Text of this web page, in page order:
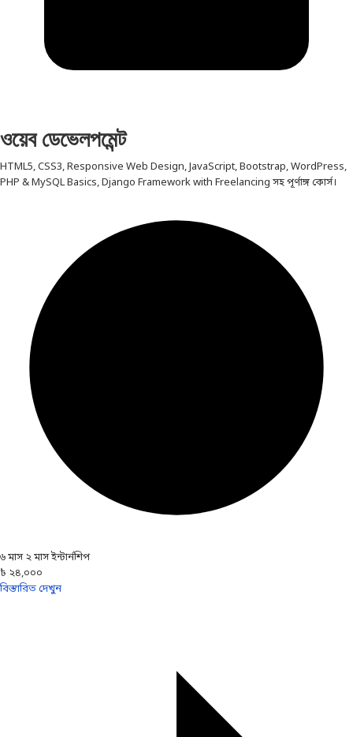
ওয়েব ডেভেলপমেন্ট
HTML5, CSS3, Responsive Web Design, JavaScript, Bootstrap, WordPress,
PHP & MySQL Basics, Django Framework with Freelancing সহ পূর্ণাঙ্গ কোর্স।
৬ মাস ২ মাস ইন্টার্নশিপ
৳ ২৪,০০০
বিস্তারিত দেখুন